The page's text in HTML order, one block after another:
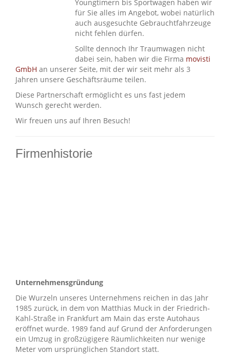
Youngtimern bis Sportwagen haben wir
für Sie alles im Angebot, wobei natürlich
auch ausgesuchte Gebrauchtfahrzeuge
nicht fehlen dürfen.
Sollte dennoch Ihr Traumwagen nicht
dabei sein, haben wir die Firma movisti
GmbH an unserer Seite, mit der wir seit mehr als 3
Jahren unsere Geschäftsräume teilen.
Diese Partnerschaft ermöglicht es uns fast jedem
Wunsch gerecht werden.
Wir freuen uns auf Ihren Besuch!
Firmenhistorie
Unternehmensgründung
Die Wurzeln unseres Unternehmens reichen in das Jahr
1985 zurück, in dem von Matthias Muck in der Friedrich-
Kahl-Straße in Frankfurt am Main das erste Autohaus
eröffnet wurde. 1989 fand auf Grund der Anforderungen
ein Umzug in großzügigere Räumlichkeiten nur wenige
Meter vom ursprünglichen Standort statt.